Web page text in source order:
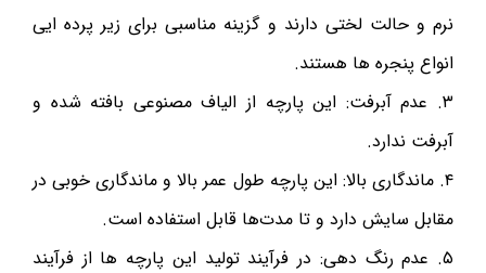
نرم و حالت لختی دارند و گزینه مناسبی برای زیر پرده ایی
انواع پنجره ها هستند.
۳. عدم آبرفت: این پارچه از الیاف مصنوعی بافته شده و
آبرفت ندارد.
۴. ماندگاری بالا: این پارچه طول عمر بالا و ماندگاری خوبی در
مقابل سایش دارد و تا مدت‌ها قابل استفاده است.
۵. عدم رنگ دهی: در فرآیند تولید این پارچه ها از فرآیند